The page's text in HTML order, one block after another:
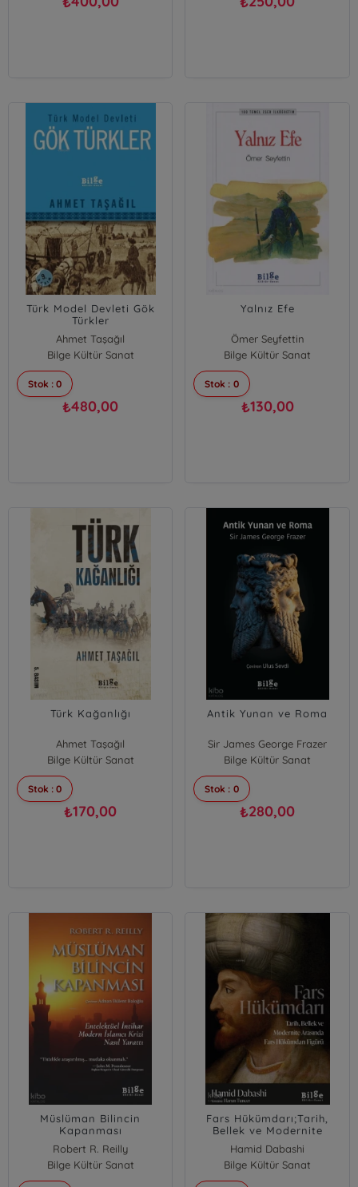
Türk Model Devleti Gök
Türkler
Ahmet Taşağıl
Bilge Kültür Sanat
Stok : 0
₺480,00
Yalnız Efe
Ömer Seyfettin
Bilge Kültür Sanat
Stok : 0
₺130,00
Türk Kağanlığı
Ahmet Taşağıl
Bilge Kültür Sanat
Stok : 0
₺170,00
Antik Yunan ve Roma
Sir James George Frazer
Bilge Kültür Sanat
Stok : 0
₺280,00
Müslüman Bilincin
Kapanması
Robert R. Reilly
Bilge Kültür Sanat
Fars Hükümdarı;Tarih,
Bellek ve Modernite
Arasında Fars Hükümdarı
Figürü
Hamid Dabashi
Bilge Kültür Sanat